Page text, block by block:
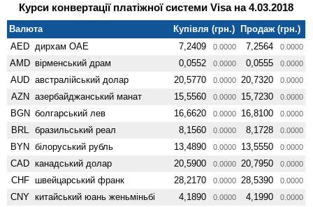
Курси конвертації платіжної системи Visa на 4.03.2018
Валюта Купівля (грн.)
Продаж (грн.)
AED дирхам ОАЕ 7,2409 0.0000 7,2564 0.0000
AMD вiрменський драм 0,0552 0.0000 0,0555 0.0000
AUD австралійський долар 20,5770 0.0000 20,7320 0.0000
AZN азербайджанський манат 15,5560 0.0000 15,7230 0.0000
BGN болгарський лев 16,6620 0.0000 16,8100 0.0000
BRL бразильський реал 8,1560 0.0000 8,1728 0.0000
BYN білоруський рубль 13,4890 0.0000 13,5550 0.0000
CAD канадський долар 20,5900 0.0000 20,7950 0.0000
CHF швейцарський франк 28,2170 0.0000 28,5390 0.0000
CNY китайський юань женьмiньбi 4,1890 0.0000 4,1990 0.0000